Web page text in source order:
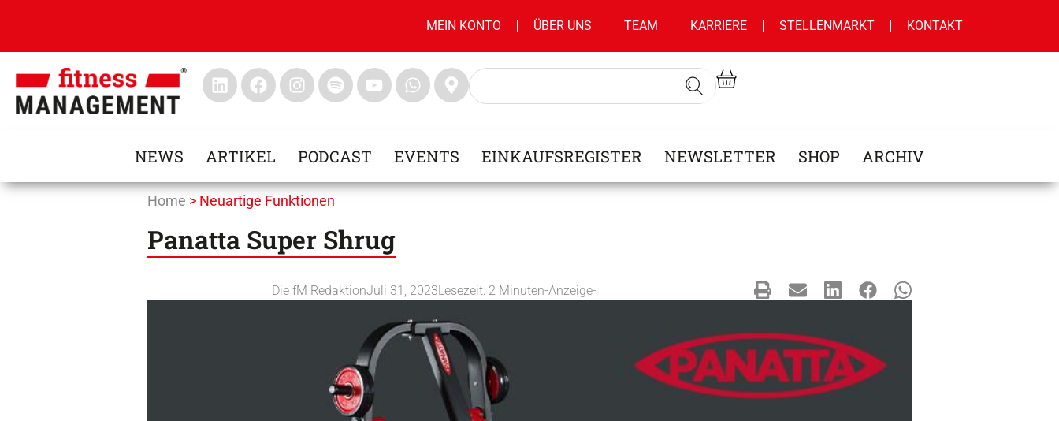
MEIN KONTO ÜBER UNS TEAM KARRIERE STELLENMARKT KONTAKT
NEWS ARTIKEL PODCAST EVENTS EINKAUFSREGISTER NEWSLETTER SHOP ARCHIV
Home > Neuartige Funktionen
Panatta Super Shrug
Die fM RedaktionJuli 31, 2023Lesezeit: 2 Minuten-Anzeige-